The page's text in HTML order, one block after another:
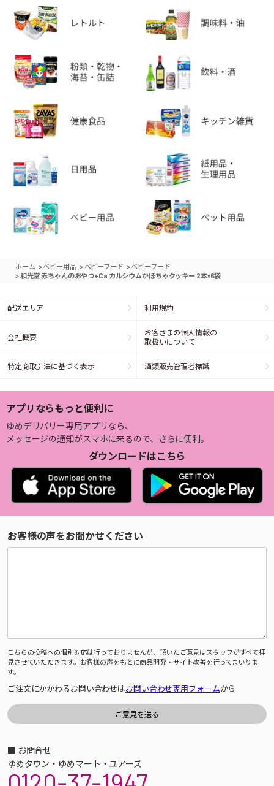
ホーム >ベビー用品 > ベビーフード >ベビーフード
>和光堂 赤ちゃんのおやつ+Ca カルシウムかぼちゃクッキー 2本×6袋
配送エリア 利用規約
会社概要
お客さまの個人情報の
取扱いについて
特定商取引法に基づく表示 酒類販売管理者標識
アプリならもっと便利に
ゆめデリバリー専用アプリなら、
メッセージの通知がスマホに来るので、さらに便利。
ダウンロードはこちら
お客様の声をお聞かせください
こちらの投稿への個別対応は行っておりませんが、頂いたご意見はスタッフがすべて拝
見させていただきます。お客様の声をもとに商品開発・サイト改善を行ってまいりま
す。
ご注文にかかわるお問い合わせはお問い合わせ専用フォームから
■ お問合せ
ゆめタウン・ゆめマート・ユアーズ